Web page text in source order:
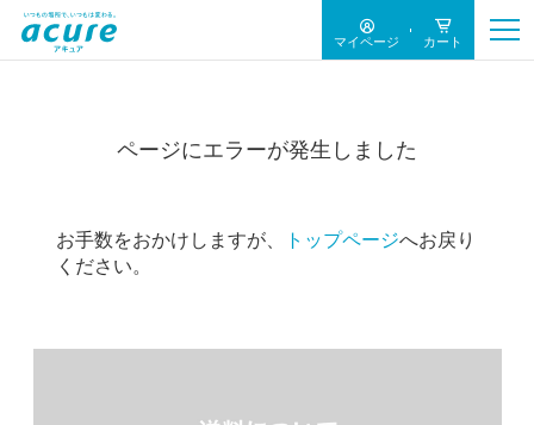
マイページ カート
ページにエラーが発生しました
お手数をおかけしますが、 トップページへお戻り
ください。